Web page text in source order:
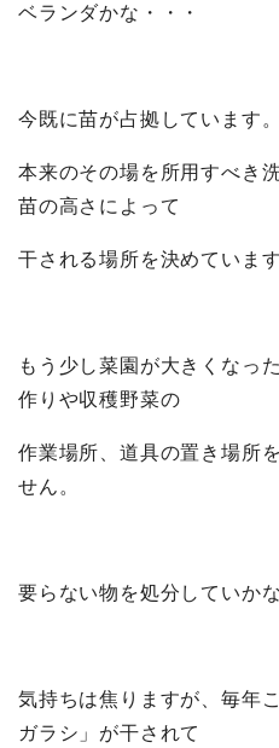
ベランダかな・・・
今既に苗が占拠しています。
本来のその場を所用すべき
苗の高さによって
干される場所を決めています
もう少し菜園が大きくなっ
作りや収穫野菜の
作業場所、道具の置き場所
せん。
要らない物を処分していか
気持ちは焦りますが、毎年
ガラシ」が干されて